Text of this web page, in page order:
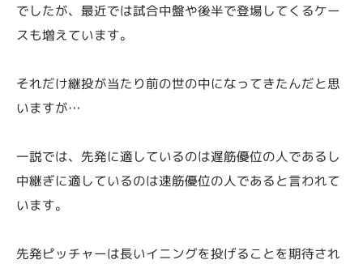
でしたが、最近では試合中盤や後半で登場してくるケー
スも増えています。
それだけ継投が当たり前の世の中になってきたんだと思
いますが…
一説では、先発に適しているのは遅筋優位の人であるし
中継ぎに適しているのは速筋優位の人であると言われて
います。
先発ピッチャーは長いイニングを投げることを期待され